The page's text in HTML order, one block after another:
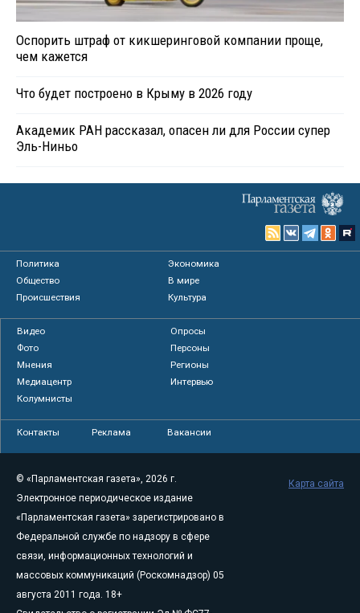
Оспорить штраф от кикшеринговой компании проще,
чем кажется
Что будет построено в Крыму в 2026 году
Академик РАН рассказал, опасен ли для России супер
Эль-Ниньо
Политика
Экономика
Общество
В мире
Происшествия
Культура
Видео
Опросы
Фото
Персоны
Мнения
Регионы
Медиацентр
Интервью
Колумнисты
Контакты Реклама Вакансии
© «Парламентская газета», 2026 г.
Электронное периодическое издание
«Парламентская газета» зарегистрировано в
Федеральной службе по надзору в сфере
связи, информационных технологий и
массовых коммуникаций (Роскомнадзор) 05
августа 2011 года. 18+
Карта сайта